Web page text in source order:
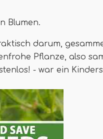
Blumen.
darum,
Pflanze, also
- war ein